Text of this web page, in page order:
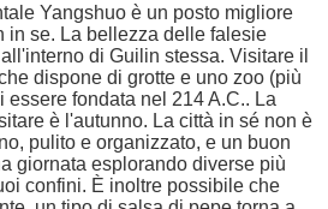
Yangshuo è un posto migliore
in se. La bellezza delle falesie
di Guilin stessa. Visitare il
dispone di grotte e uno zoo (più
essere fondata nel 214 A.C.. La
è l'autunno. La città in sé non è
pulito e organizzato, e un buon
giornata esplorando diverse più
confini. È inoltre possibile che